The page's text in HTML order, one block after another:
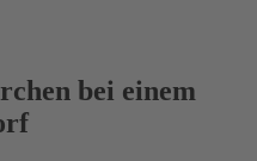
bei einem